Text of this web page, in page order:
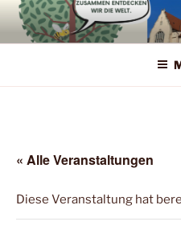
Zum
Inhalt
springen
« Alle Veranstaltungen
Diese Veranstaltung hat